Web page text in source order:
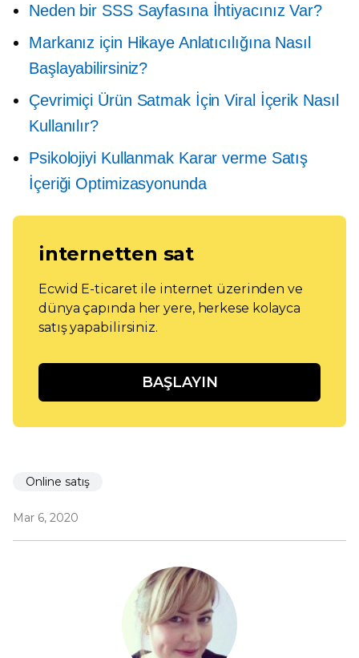
Neden bir SSS Sayfasına İhtiyacınız Var?
Markanız için Hikaye Anlatıcılığına Nasıl
Başlayabilirsiniz?
Çevrimiçi Ürün Satmak İçin Viral İçerik Nasıl
Kullanılır?
Psikolojiyi Kullanmak Karar vermeSatış
İçeriği Optimizasyonunda
internetten sat
Ecwid E-ticaret ile internet üzerinden ve
dünya çapında her yere, herkese kolayca
satış yapabilirsiniz.
BAŞLAYIN
Online satış
Mar 6, 2020